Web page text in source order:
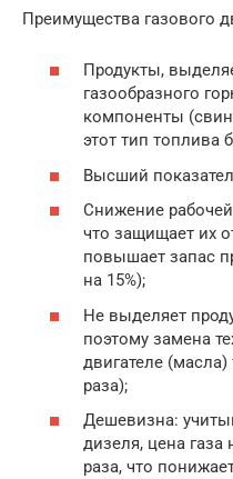
Преимущества газового
Продукты,
газообразного
компоненты
этот тип топлива
Высший
Снижение
что защищает их
повышает запас
на 15%);
Не выделяет
поэтому замена
двигателе (масла)
раза);
Дешевизна:
дизеля, цена газа
раза, что